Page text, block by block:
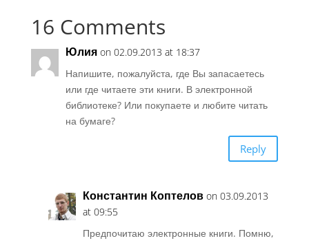
16 Comments
Юлия on 02.09.2013 at 18:37
Напишите, пожалуйста, где Вы запасаетесь
или где читаете эти книги. В электронной
библиотеке? Или покупаете и любите читать
на бумаге?
Reply
Константин Коптелов on 03.09.2013
at 09:55
Предпочитаю электронные книги. Помню,